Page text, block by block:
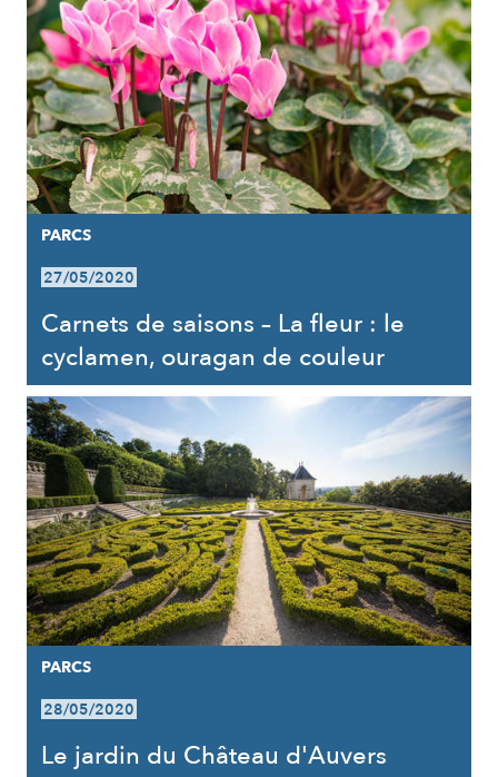
PARCS
27/05/2020
Carnets de saisons – La fleur : le
cyclamen, ouragan de couleur
PARCS
28/05/2020
Le jardin du Château d'Auvers